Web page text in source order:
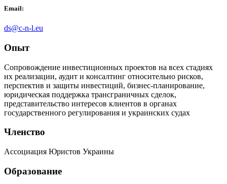
Email:
ds@c-n-l.eu
Опыт
Сопровождение инвестиционных проектов на всех стадиях
их реализации, аудит и консалтинг относительно рисков,
перспектив и защиты инвестиций, бизнес-планирование,
юридическая поддержка трансграничных сделок,
представительство интересов клиентов в органах
государственного регулирования и украинских судах
Членство
Ассоциация Юристов Украины
Образование